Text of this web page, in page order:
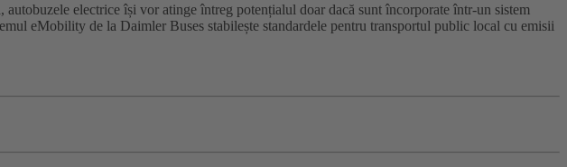
electrice își vor atinge întreg potențialul doar dacă sunt încorporate într-un sistem
eMobility de la Daimler Buses stabilește standardele pentru transportul public local cu emisii